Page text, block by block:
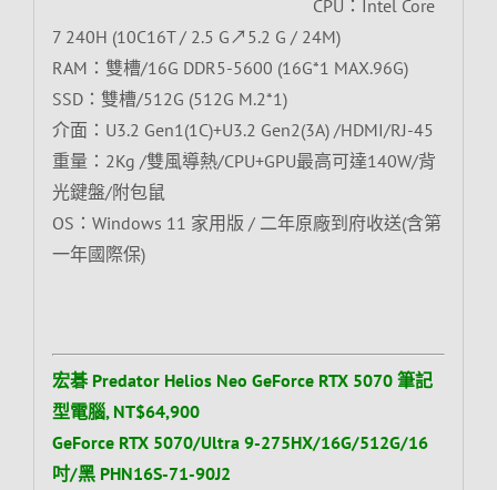
CPU：Intel Core
7 240H (10C16T / 2.5 G↗5.2 G / 24M)
RAM：雙槽/16G DDR5-5600 (16G*1 MAX.96G)
SSD：雙槽/512G (512G M.2*1)
介面：U3.2 Gen1(1C)+U3.2 Gen2(3A) /HDMI/RJ-45
重量：2Kg /雙風導熱/CPU+GPU最高可達140W/背
光鍵盤/附包鼠
OS：Windows 11 家用版 / 二年原廠到府收送(含第
一年國際保)
宏碁 Predator Helios Neo GeForce RTX 5070 筆記
型電腦, NT$64,900
GeForce RTX 5070/Ultra 9-275HX/16G/512G/16
吋/黑 PHN16S-71-90J2